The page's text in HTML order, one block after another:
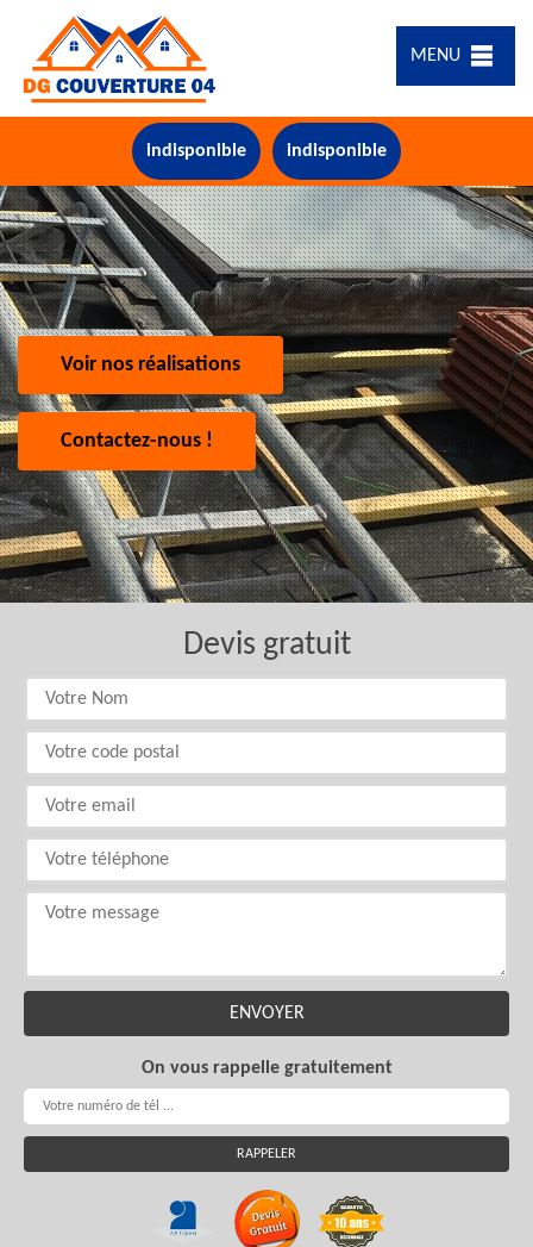
MENU
indisponible indisponible
Voir nos réalisations
Contactez-nous !
Devis gratuit
On vous rappelle gratuitement